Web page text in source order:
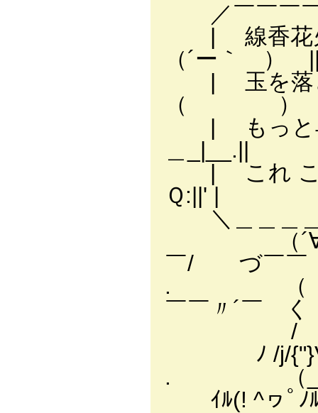
／￣￣￣￣
| 線香
（´ー｀ ）
| 玉を落
（ ）
| もっと早
＿_|__.||
| これ この
Ｑ:||' |
＼＿＿＿＿
（´∀
￣/ づ￣
. （
￣￣〃´￣ く
/ 人
ﾉ /j/{"}V
. （___
ｲﾙ(! ^ヮﾟﾉ